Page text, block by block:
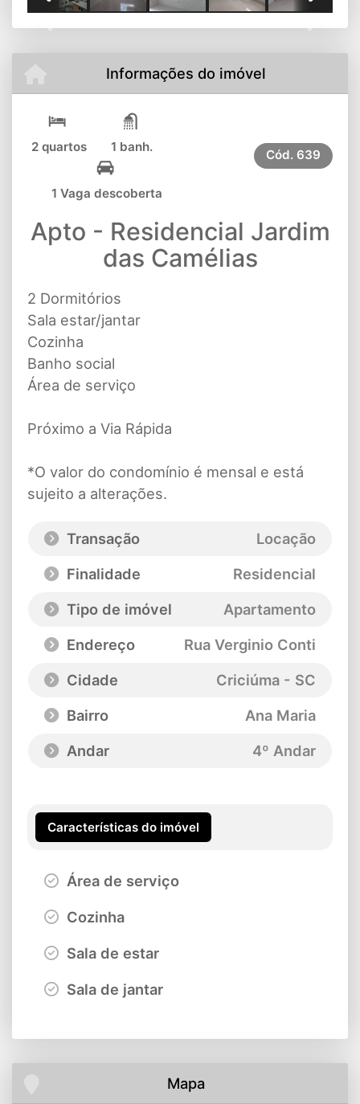
Previous Next
Informações do imóvel
2 quartos 1 banh.
1 Vaga descoberta
Cód. 639
Apto - Residencial Jardim
das Camélias
2 Dormitórios
Sala estar/jantar
Cozinha
Banho social
Área de serviço
Próximo a Via Rápida
*O valor do condomínio é mensal e está
sujeito a alterações.
Transação
Locação
Finalidade
Residencial
Tipo de imóvel
Apartamento
Endereço
Rua Verginio Conti
Cidade
Criciúma - SC
Bairro
Ana Maria
Andar
4º Andar
Características do imóvel
Área de serviço
Cozinha
Sala de estar
Sala de jantar
Mapa